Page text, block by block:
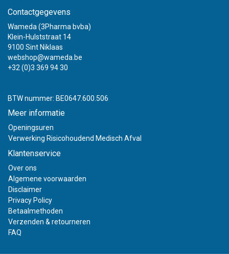
Contactgegevens
Wameda (3Pharma bvba)
Klein-Hulststraat 14
9100 Sint Niklaas
webshop@wameda.be
+32 (0)3 369 94 30
BTW nummer: BE0647.600.506
Meer informatie
Openingsuren
Verwerking Risicohoudend Medisch Afval
Klantenservice
Over ons
Algemene voorwaarden
Disclaimer
Privacy Policy
Betaalmethoden
Verzenden & retourneren
FAQ